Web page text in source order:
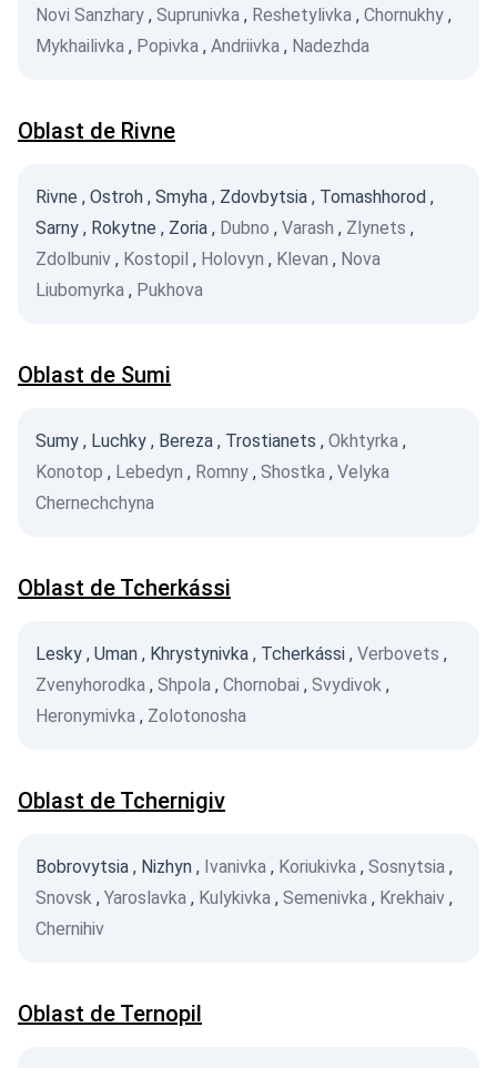
Novi Sanzhary , Suprunivka , Reshetylivka , Chornukhy ,
Mykhailivka , Popivka , Andriivka , Nadezhda
Oblast de Rivne
Rivne , Ostroh , Smyha , Zdovbytsia , Tomashhorod ,
Sarny , Rokytne , Zoria , Dubno , Varash , Zlynets ,
Zdolbuniv , Kostopil , Holovyn , Klevan , Nova
Liubomyrka , Pukhova
Oblast de Sumi
Sumy , Luchky , Bereza , Trostianets , Okhtyrka ,
Konotop , Lebedyn , Romny , Shostka , Velyka
Chernechchyna
Oblast de Tcherkássi
Lesky , Uman , Khrystynivka , Tcherkássi , Verbovets ,
Zvenyhorodka , Shpola , Chornobai , Svydivok ,
Heronymivka , Zolotonosha
Oblast de Tchernigiv
Bobrovytsia , Nizhyn , Ivanivka , Koriukivka , Sosnytsia ,
Snovsk , Yaroslavka , Kulykivka , Semenivka , Krekhaiv ,
Chernihiv
Oblast de Ternopil